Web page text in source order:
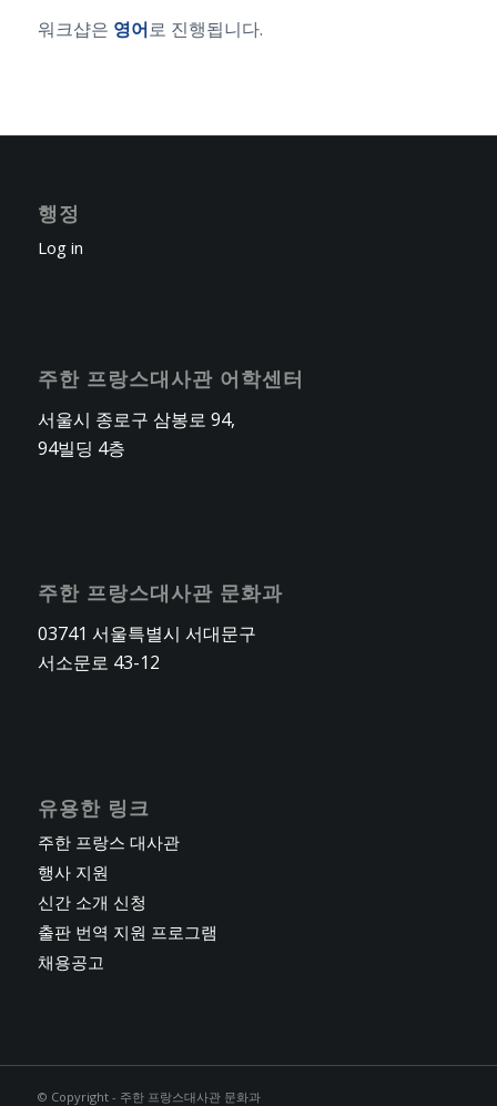
워크샵은 영어로 진행됩니다.
행정
Log in
주한 프랑스대사관 어학센터
서울시 종로구 삼봉로 94,
94빌딩 4층
주한 프랑스대사관 문화과
03741 서울특별시 서대문구
서소문로 43-12
유용한 링크
주한 프랑스 대사관
행사 지원
신간 소개 신청
출판 번역 지원 프로그램
채용공고
© Copyright - 주한 프랑스대사관 문화과